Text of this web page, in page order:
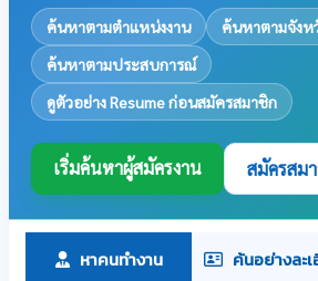
ค้นหาตามตำแหน่งงาน
ค้นหาตามจังห
ค้นหาตามประสบการณ์
ดูตัวอย่าง Resume ก่อนสมัครสมาชิก
เริ่มค้นหาผู้สมัครงาน สมัครสม
หาคนทำงาน ค้นอย่างละ